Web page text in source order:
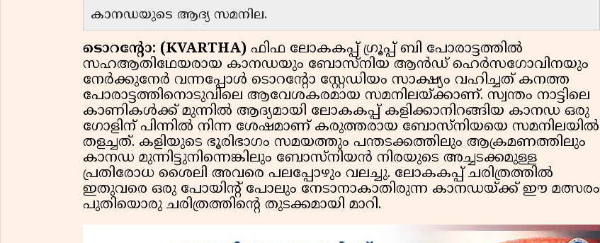
കാനഡയുടെ ആദ്യ സമനില.
ടൊറന്റോ: (KVARTHA) ഫിഫ ലോകകപ്പ് ഗ്രൂപ്പ് ബി പോരാട്ടത്തിൽ
സഹആതിഥേയരായ കാനഡയും ബോസ്നിയ ആൻഡ് ഹെർസഗോവിനയും
നേർക്കുനേർ വന്നപ്പോൾ ടൊറന്റോ സ്റ്റേഡിയം സാക്ഷ്യം വഹിച്ചത് കനത്ത
പോരാട്ടത്തിനൊടുവിലെ ആവേശകരമായ സമനിലയ്ക്കാണ്. സ്വന്തം നാട്ടിലെ
കാണികൾക്ക് മുന്നിൽ ആദ്യമായി ലോകകപ്പ് കളിക്കാനിറങ്ങിയ കാനഡ ഒരു
ഗോളിന് പിന്നിൽ നിന്ന ശേഷമാണ് കരുത്തരായ ബോസ്നിയയെ സമനിലയിൽ
തളച്ചത്. കളിയുടെ ഭൂരിഭാഗം സമയത്തും പന്തടക്കത്തിലും ആക്രമണത്തിലും
കാനഡ മുന്നിട്ടുനിന്നെങ്കിലും ബോസ്നിയൻ നിരയുടെ അച്ചടക്കമുള്ള
പ്രതിരോധ ശൈലി അവരെ പലപ്പോഴും വലച്ചു. ലോകകപ്പ് ചരിത്രത്തിൽ
ഇതുവരെ ഒരു പോയിന്റ് പോലും നേടാനാകാതിരുന്ന കാനഡയ്ക്ക് ഈ മത്സരം
പുതിയൊരു ചരിത്രത്തിന്റെ തുടക്കമായി മാറി.